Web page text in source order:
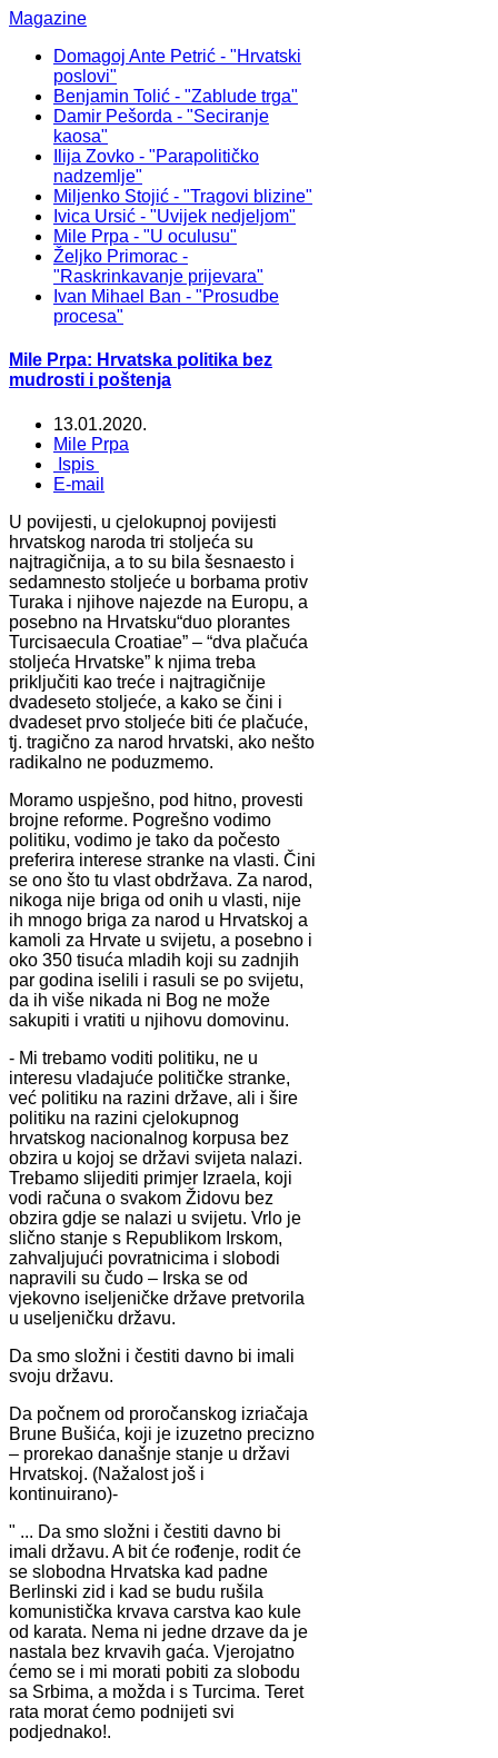
Magazine
Domagoj Ante Petrić - "Hrvatski
poslovi"
Benjamin Tolić - "Zablude trga"
Damir Pešorda - "Seciranje
kaosa"
Ilija Zovko - "Parapolitičko
nadzemlje"
Miljenko Stojić - "Tragovi blizine"
Ivica Ursić - "Uvijek nedjeljom"
Mile Prpa - "U oculusu"
Željko Primorac -
"Raskrinkavanje prijevara"
Ivan Mihael Ban - "Prosudbe
procesa"
Mile Prpa: Hrvatska politika bez
mudrosti i poštenja
13.01.2020.
Mile Prpa
Ispis
E-mail
U povijesti, u cjelokupnoj povijesti
hrvatskog naroda tri stoljeća su
najtragičnija, a to su bila šesnaesto i
sedamnesto stoljeće u borbama protiv
Turaka i njihove najezde na Europu, a
posebno na Hrvatsku“duo plorantes
Turcisaecula Croatiae” – “dva plačuća
stoljeća Hrvatske” k njima treba
priključiti kao treće i najtragičnije
dvadeseto stoljeće, a kako se čini i
dvadeset prvo stoljeće biti će plačuće,
tj. tragično za narod hrvatski, ako nešto
radikalno ne poduzmemo.
Moramo uspješno, pod hitno, provesti
brojne reforme. Pogrešno vodimo
politiku, vodimo je tako da počesto
preferira interese stranke na vlasti. Čini
se ono što tu vlast obdržava. Za narod,
nikoga nije briga od onih u vlasti, nije
ih mnogo briga za narod u Hrvatskoj a
kamoli za Hrvate u svijetu, a posebno i
oko 350 tisuća mladih koji su zadnjih
par godina iselili i rasuli se po svijetu,
da ih više nikada ni Bog ne može
sakupiti i vratiti u njihovu domovinu.
- Mi trebamo voditi politiku, ne u
interesu vladajuće političke stranke,
već politiku na razini države, ali i šire
politiku na razini cjelokupnog
hrvatskog nacionalnog korpusa bez
obzira u kojoj se državi svijeta nalazi.
Trebamo slijediti primjer Izraela, koji
vodi računa o svakom Židovu bez
obzira gdje se nalazi u svijetu. Vrlo je
slično stanje s Republikom Irskom,
zahvaljujući povratnicima i slobodi
napravili su čudo – Irska se od
vjekovno iseljeničke države pretvorila
u useljeničku državu.
Da smo složni i čestiti davno bi imali
svoju državu.
Da počnem od proročanskog izriačaja
Brune Bušića, koji je izuzetno precizno
– prorekao današnje stanje u državi
Hrvatskoj. (Nažalost još i
kontinuirano)-
" ... Da smo složni i čestiti davno bi
imali državu. A bit će rođenje, rodit će
se slobodna Hrvatska kad padne
Berlinski zid i kad se budu rušila
komunistička krvava carstva kao kule
od karata. Nema ni jedne drzave da je
nastala bez krvavih gaća. Vjerojatno
ćemo se i mi morati pobiti za slobodu
sa Srbima, a možda i s Turcima. Teret
rata morat ćemo podnijeti svi
podjednako!.